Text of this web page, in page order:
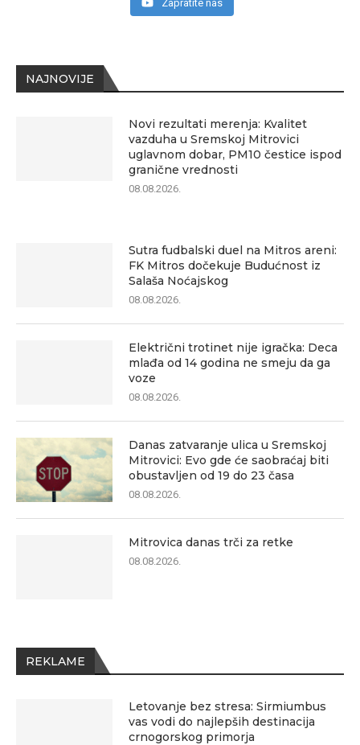
NAJNOVIJE
Novi rezultati merenja: Kvalitet
vazduha u Sremskoj Mitrovici
uglavnom dobar, PM10 čestice ispod
granične vrednosti
08.08.2026.
Sutra fudbalski duel na Mitros areni:
FK Mitros dočekuje Budućnost iz
Salaša Noćajskog
08.08.2026.
Električni trotinet nije igračka: Deca
mlađa od 14 godina ne smeju da ga
voze
08.08.2026.
Danas zatvaranje ulica u Sremskoj
Mitrovici: Evo gde će saobraćaj biti
obustavljen od 19 do 23 časa
08.08.2026.
Mitrovica danas trči za retke
08.08.2026.
REKLAME
Letovanje bez stresa: Sirmiumbus
vas vodi do najlepših destinacija
crnogorskog primorja
Zapratite nas